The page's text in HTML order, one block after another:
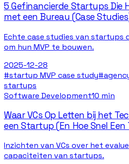
5 Gefinancierde Startups Die
met een Bureau (Case
Echte case studies van startups
om hun MVP te bouwen.
2025-12-28
#startup MVP case study#
startups
Software Development10 min
Waar VCs Op Letten bij het
een Startup (En Hoe Snel
Inzichten van VCs over het
capaciteiten van startups.